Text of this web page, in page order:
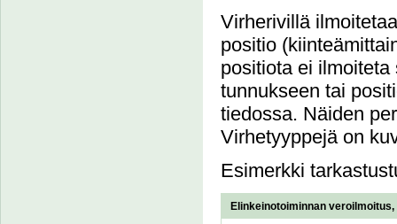
Virherivillä
positio
positiota ei
tunnukseen tai
tiedossa. Näiden
Virhetyyppejä on
Esimerkki
Elinkeinotoiminnan